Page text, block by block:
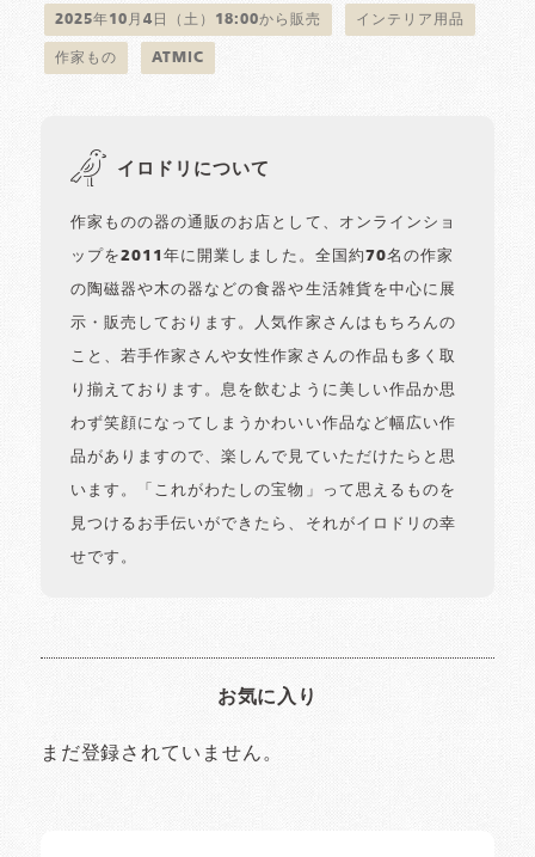
2025年10月4日（土）18:00から販売 インテリア用品
作家もの ATMiC
イロドリについて
作家ものの器の通販のお店として、オンラインショ
ップを2011年に開業しました。全国約70名の作家
の陶磁器や木の器などの食器や生活雑貨を中心に展
示・販売しております。人気作家さんはもちろんの
こと、若手作家さんや女性作家さんの作品も多く取
り揃えております。息を飲むように美しい作品か思
わず笑顔になってしまうかわいい作品など幅広い作
品がありますので、楽しんで見ていただけたらと思
います。「これがわたしの宝物」って思えるものを
見つけるお手伝いができたら、それがイロドリの幸
せです。
お気に入り
まだ登録されていません。